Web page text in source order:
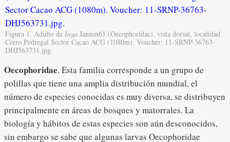
Figura 1. Adulto de Inga Janzen61 (Oecophoridae), vista dorsal, localidad
Cerro Pedregal Sector Cacao ACG (1080m). Voucher: 11-SRNP-36763-
DHJ563731.jpg.
Oecophoridae. Esta familia corresponde a un grupo de
polillas que tiene una amplia distribución mundial, el
número de especies conocidas es muy diversa, se distribuyen
principalmente en áreas de bosques y matorrales. La
biología y hábitos de estas especies son aún desconocidos,
sin embargo se sabe que algunas larvas Oecophoridae